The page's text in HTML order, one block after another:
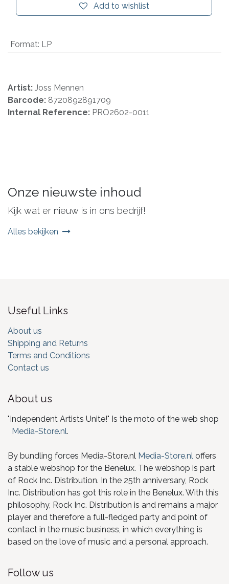
Add to wishlist
Format: LP
Artist: Joss Mennen
Barcode: 8720892891709
Internal Reference: PRO2602-0011
Onze nieuwste inhoud
Kijk wat er nieuw is in ons bedrijf!
Alles bekijken
Useful Links
About us
Shipping and Returns
Terms and Conditions
Contact us
About us
"Independent Artists Unite!" Is the moto of the web shop
Media-Store.nl.
By bundling forces Media-Store.nl Media-Store.nl offers
a stable webshop for the Benelux. The webshop is part
of Rock Inc. Distribution. In the 25th anniversary, Rock
Inc. Distribution has got this role in the Benelux. With this
philosophy, Rock Inc. Distribution is and remains a major
player and therefore a full-fledged party and point of
contact in the music business, in which everything is
based on the love of music and a personal approach.
Follow us